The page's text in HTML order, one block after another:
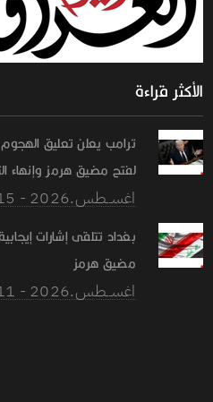
الأكثر قراءة
ترامب يعلن تعليق
لفتح مضيق هرمز وإنهاء
02 اغســطس.2026 - 16:15
بغداد تتلقى إشارات
مضيق هرمز
03 اغســطس.2026 - 1:11